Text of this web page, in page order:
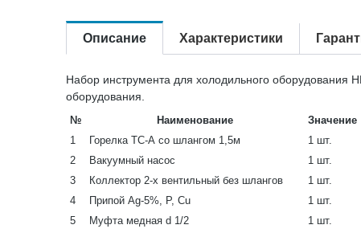
Описание Характеристики
Набор инструмента для холодильного оборудования
оборудования.
№ Наименование
Значение
1
Горелка ТС-А со шлангом 1,5м
1 шт.
2
Вакуумный насос
1 шт.
3
Коллектор 2-х вентильный без шлангов
1 шт.
4
Припой Ag-5%, P, Cu
1 шт.
5
Муфта медная d 1/2
1 шт.